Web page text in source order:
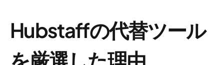
Hubstaffの代替ツール
を厳選した理由